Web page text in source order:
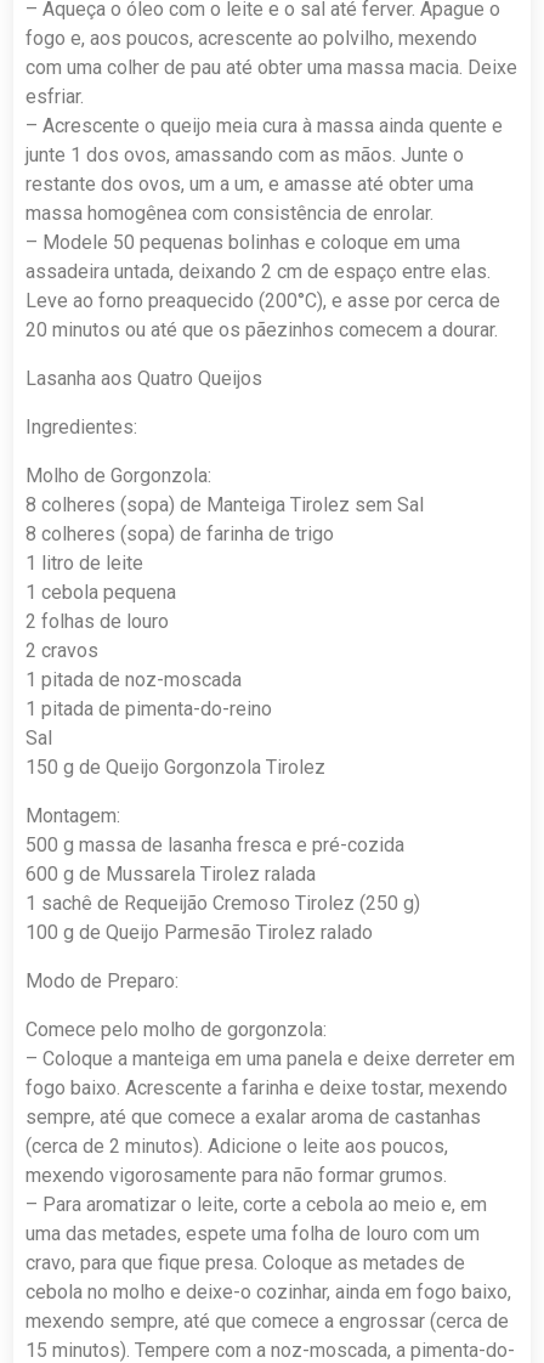
– Aqueça o óleo com o leite e o sal até ferver. Apague o
fogo e, aos poucos, acrescente ao polvilho, mexendo
com uma colher de pau até obter uma massa macia. Deixe
esfriar.
– Acrescente o queijo meia cura à massa ainda quente e
junte 1 dos ovos, amassando com as mãos. Junte o
restante dos ovos, um a um, e amasse até obter uma
massa homogênea com consistência de enrolar.
– Modele 50 pequenas bolinhas e coloque em uma
assadeira untada, deixando 2 cm de espaço entre elas.
Leve ao forno preaquecido (200°C), e asse por cerca de
20 minutos ou até que os pãezinhos comecem a dourar.
Lasanha aos Quatro Queijos
Ingredientes:
Molho de Gorgonzola:
8 colheres (sopa) de Manteiga Tirolez sem Sal
8 colheres (sopa) de farinha de trigo
1 litro de leite
1 cebola pequena
2 folhas de louro
2 cravos
1 pitada de noz-moscada
1 pitada de pimenta-do-reino
Sal
150 g de Queijo Gorgonzola Tirolez
Montagem:
500 g massa de lasanha fresca e pré-cozida
600 g de Mussarela Tirolez ralada
1 sachê de Requeijão Cremoso Tirolez (250 g)
100 g de Queijo Parmesão Tirolez ralado
Modo de Preparo:
Comece pelo molho de gorgonzola:
– Coloque a manteiga em uma panela e deixe derreter em
fogo baixo. Acrescente a farinha e deixe tostar, mexendo
sempre, até que comece a exalar aroma de castanhas
(cerca de 2 minutos). Adicione o leite aos poucos,
mexendo vigorosamente para não formar grumos.
– Para aromatizar o leite, corte a cebola ao meio e, em
uma das metades, espete uma folha de louro com um
cravo, para que fique presa. Coloque as metades de
cebola no molho e deixe-o cozinhar, ainda em fogo baixo,
mexendo sempre, até que comece a engrossar (cerca de
15 minutos). Tempere com a noz-moscada, a pimenta-do-